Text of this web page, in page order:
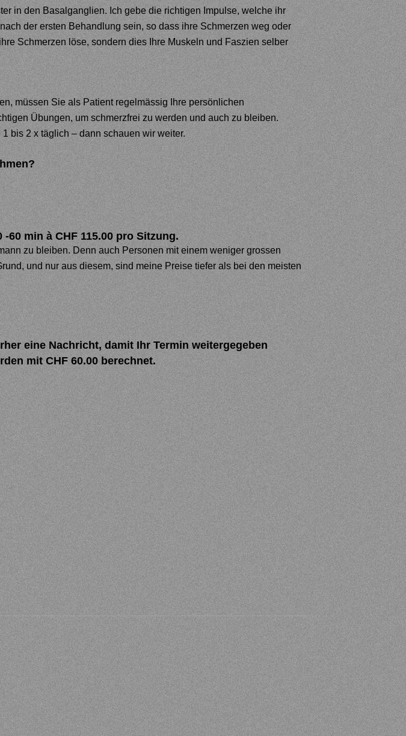
in den Basalganglien. Ich gebe die richtigen Impulse, welche ihr
der ersten Behandlung sein, so dass ihre Schmerzen weg oder
Schmerzen löse, sondern dies Ihre Muskeln und Faszien selber
müssen Sie als Patient regelmässig Ihre persönlichen
Übungen, um schmerzfrei zu werden und auch zu bleiben.
bis 2 x täglich – dann schauen wir weiter.
-60 min àCHF 115.00 pro Sitzung.
zu bleiben. Denn auch Personen mit einem weniger grossen
und nur aus diesem, sind meine Preise tiefer als bei den meisten
eine Nachricht, damit Ihr Termin weitergegeben
mit CHF 60.00 berechnet.